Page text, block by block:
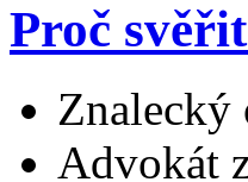
Proč
Znalecký
Advokát